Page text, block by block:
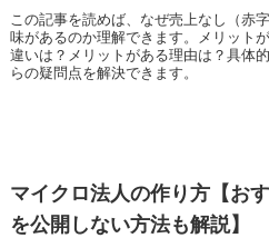
この記事を読めば、なぜ売上なし（赤
味があるのか理解できます。メリット
違いは？メリットがある理由は？具体
らの疑問点を解決できます。
マイクロ法人の作り方【お
を公開しない方法も解説】